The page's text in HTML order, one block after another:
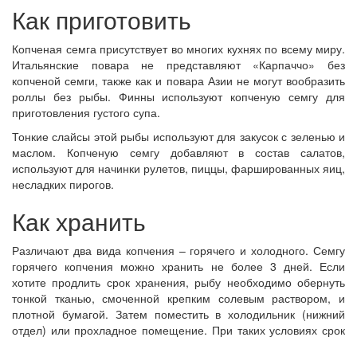
Как приготовить
Копченая семга присутствует во многих кухнях по всему миру.
Итальянские повара не представляют «Карпаччо» без
копченой семги, также как и повара Азии не могут вообразить
роллы без рыбы. Финны используют копченую семгу для
приготовления густого супа.
Тонкие слайсы этой рыбы используют для закусок с зеленью и
маслом. Копченую семгу добавляют в состав салатов,
используют для начинки рулетов, пиццы, фаршированных яиц,
несладких пирогов.
Как хранить
Различают два вида копчения – горячего и холодного. Семгу
горячего копчения можно хранить не более 3 дней. Если
хотите продлить срок хранения, рыбу необходимо обернуть
тонкой тканью, смоченной крепким солевым раствором, и
плотной бумагой. Затем поместить в холодильник (нижний
отдел) или прохладное помещение. При таких условиях срок